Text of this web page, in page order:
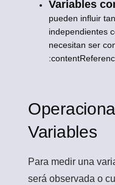
Variables
pueden influir
independientes
necesitan ser
Variables
Para medir una
será observada o